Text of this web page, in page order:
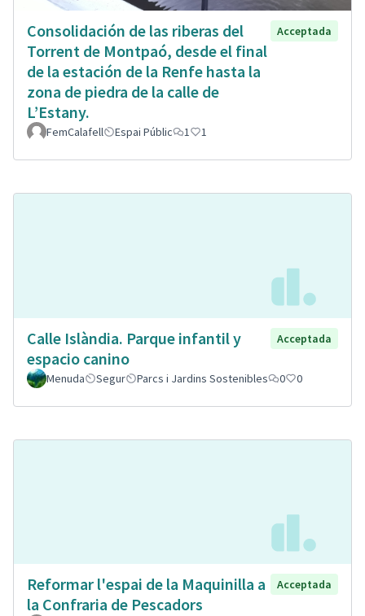
Consolidación de las riberas del
Torrent de Montpaó, desde el final
de la estación de la Renfe hasta la
zona de piedra de la calle de
L’Estany.
Acceptada
FemCalafell Espai Públic 1 1
Calle Islàndia. Parque infantil y
espacio canino
Acceptada
Menuda Segur Parcs i Jardins Sostenibles 0 0
Reformar l'espai de la Maquinilla a
la Confraria de Pescadors
Acceptada